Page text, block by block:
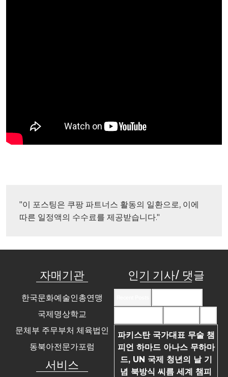
"이 포스팅은 쿠팡 파트너스 활동의 일환으로, 이에
따른 일정액의 수수료를 제공받습니다."
자매기관
한국문화예술인총연맹
국제명상학교
문체부 주무부처 체육법인
동북아전문가포럼
서비스
인기 기사/ 댓글
파키스탄 국가대표 무술 챔
피언 하마드 아나스 무하마
드, UN 국제 청년의 날 기
념 북방식 씨름 세계 챔피